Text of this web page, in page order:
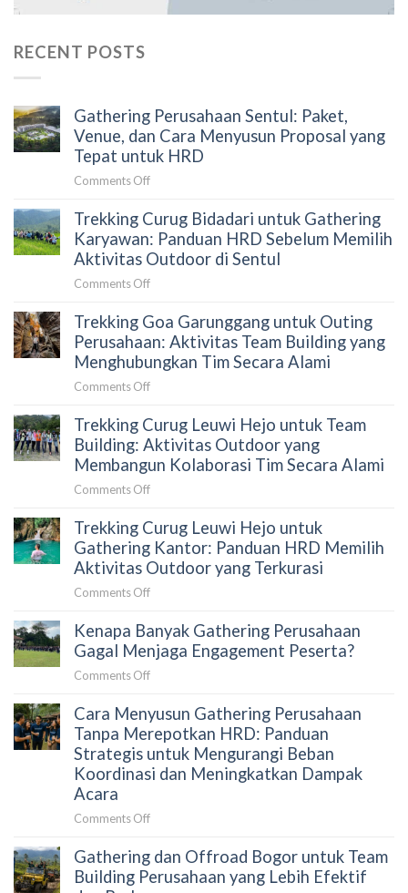
RECENT POSTS
Gathering Perusahaan Sentul: Paket,
Venue, dan Cara Menyusun Proposal yang
Tepat untuk HRD
Comments Offon
Perusahaan
Sentul:
Paket,
Menyusun
Proposal
yang
Tepat
HRD
Trekking Curug Bidadari untuk Gathering
Karyawan: Panduan HRD Sebelum Memilih
Aktivitas Outdoor di Sentul
Comments Offon
Curug
Bidadari
untuk
Gathering
HRD
Sebelum
Memilih
Aktivitas
di
Sentul
Trekking Goa Garunggang untuk Outing
Perusahaan: Aktivitas Team Building yang
Menghubungkan Tim Secara Alami
Comments Offon
Goa
Garunggang
untuk
Team
Building
yang
Menghubungkan
Secara
Alami
Trekking Curug Leuwi Hejo untuk Team
Building: Aktivitas Outdoor yang
Membangun Kolaborasi Tim Secara Alami
Comments Offon
Curug
Leuwi
Hejo
Aktivitas
Outdoor
yang
Kolaborasi
Tim
Secara
Alami
Trekking Curug Leuwi Hejo untuk
Gathering Kantor: Panduan HRD Memilih
Aktivitas Outdoor yang Terkurasi
Comments Offon
Curug
Leuwi
Hejo
Kantor:
Panduan
HRD
Memilih
Kenapa Banyak Gathering Perusahaan
Gagal Menjaga Engagement Peserta?
Comments Offon
Banyak
Gathering
Perusahaan
Gagal
Menjaga
Peserta?
Cara Menyusun Gathering Perusahaan
Tanpa Merepotkan HRD: Panduan
Strategis untuk Mengurangi Beban
Koordinasi dan Meningkatkan Dampak
Acara
Comments Offon
Menyusun
Gathering
Gathering dan Offroad Bogor untuk Team
Building Perusahaan yang Lebih Efektif